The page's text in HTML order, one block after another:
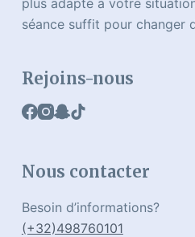
plus adapté à votre
séance suffit pour changer
Rejoins-nous
Nous contacter
Besoin d’informations?
(+32)498760101